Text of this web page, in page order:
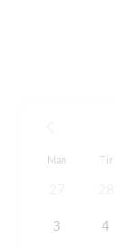
Man Tir
3 4